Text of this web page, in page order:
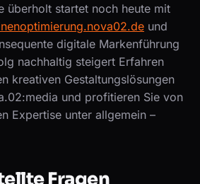
überholt startet noch heute mit
und
digitale Markenführung
nachhaltig steigert Erfahren
kreativen Gestaltungslösungen
und profitieren Sie von
Expertise unter allgemein –
Fragen